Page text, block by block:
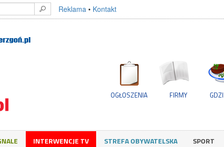
Reklama • Kontakt
OGŁOSZENIA FIRMY
INTERWENCJE TV STREFA OBYWATELSKA SPORT